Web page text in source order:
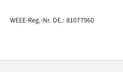
WEEE-Reg.-Nr. DE.: 81077960